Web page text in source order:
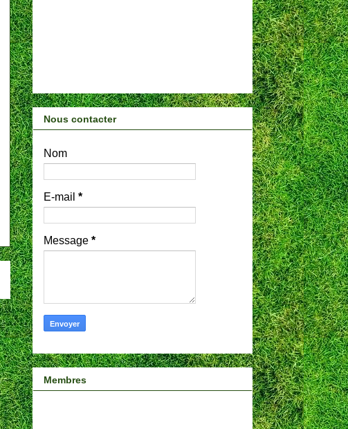
Nous contacter
Nom
E-mail *
Message *
Membres